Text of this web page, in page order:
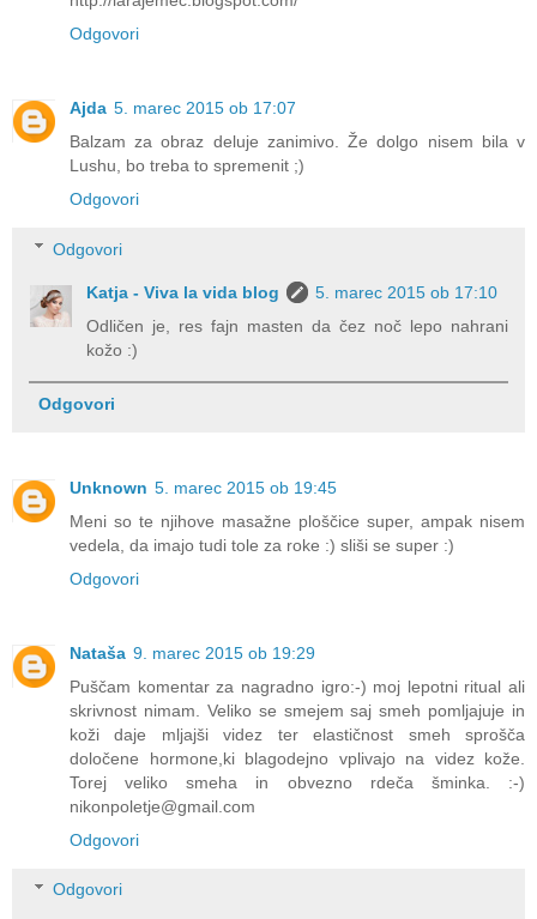
Odgovori
Ajda 5. marec 2015 ob 17:07
Balzam za obraz deluje zanimivo. Že dolgo nisem bila v
Lushu, bo treba to spremenit ;)
Odgovori
Odgovori
Katja - Viva la vida blog
5. marec 2015 ob 17:10
Odličen je, res fajn masten da čez noč lepo nahrani
kožo :)
Odgovori
Unknown 5. marec 2015 ob 19:45
Meni so te njihove masažne ploščice super, ampak nisem
vedela, da imajo tudi tole za roke :) sliši se super :)
Odgovori
Nataša 9. marec 2015 ob 19:29
Puščam komentar za nagradno igro:-) moj lepotni ritual ali
skrivnost nimam. Veliko se smejem saj smeh pomljajuje in
koži daje mljajši videz ter elastičnost smeh sprošča
določene hormone,ki blagodejno vplivajo na videz kože.
Torej veliko smeha in obvezno rdeča šminka. :-)
nikonpoletje@gmail.com
Odgovori
Odgovori